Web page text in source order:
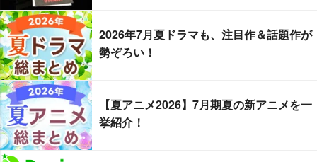
2026年7月夏ドラマも、注目作＆話題作が
勢ぞろい！
【夏アニメ2026】7月期夏の新アニメを一
挙紹介！